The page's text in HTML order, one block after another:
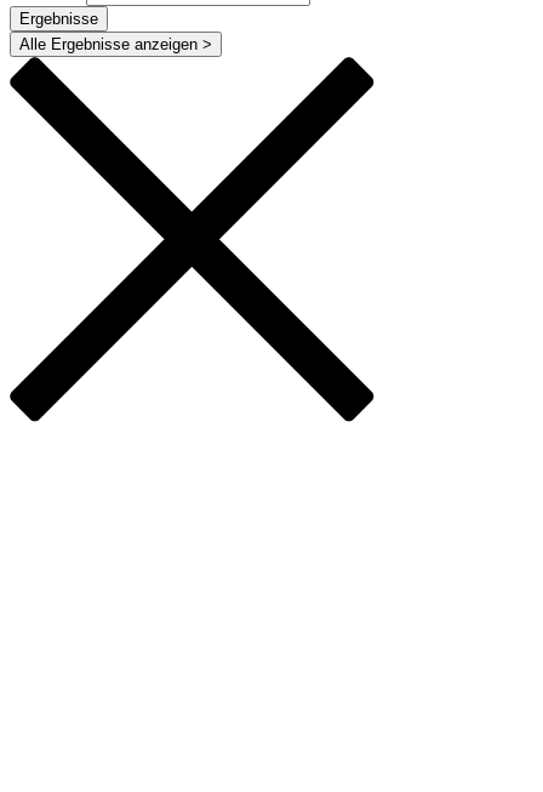
Ergebnisse
Alle Ergebnisse anzeigen >